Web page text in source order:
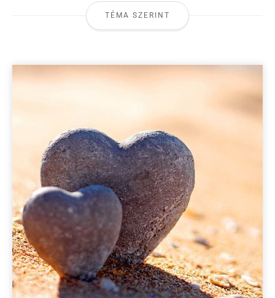
TÉMA SZERINT